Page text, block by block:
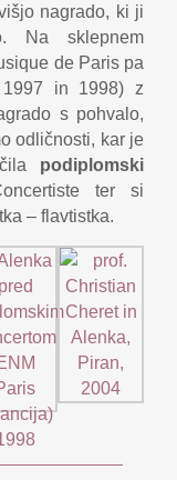
nagrado, ki ji
Na sklepnem
de Paris pa
1997 in 1998) z
s pohvalo,
odličnosti, kar je
podiplomski
ter si
– flavtistka.